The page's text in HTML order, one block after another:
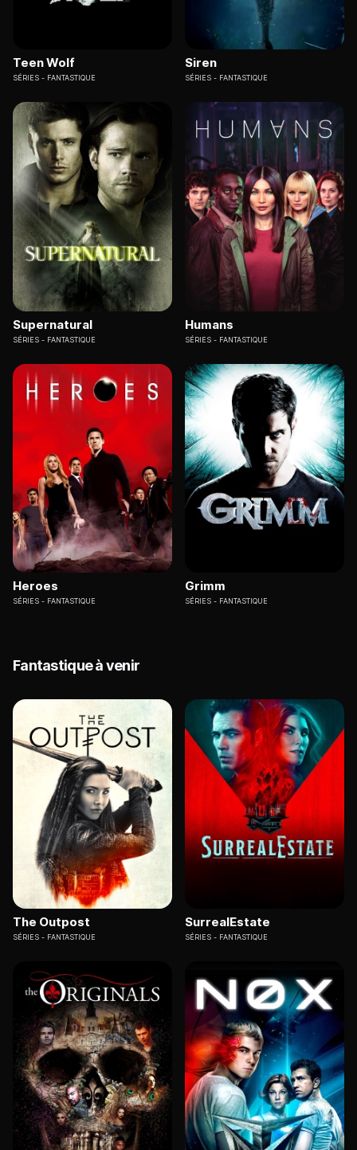
Teen Wolf
SÉRIES FANTASTIQUE
Siren
SÉRIES FANTASTIQUE
Supernatural
SÉRIES FANTASTIQUE
Humans
SÉRIES FANTASTIQUE
Heroes
SÉRIES FANTASTIQUE
Grimm
SÉRIES FANTASTIQUE
Fantastique à venir
The Outpost
SÉRIES FANTASTIQUE
SurrealEstate
SÉRIES FANTASTIQUE